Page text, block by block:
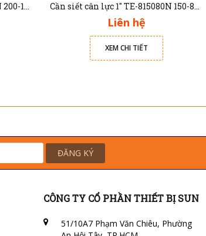
Cần siết cân lực 1" TE-820100N 200-1000Nm Cần siết cân lực 1" TE-815080N 150-800Nm
Liên hệ
XEM CHI TIẾT
ĐĂNG KÝ
CÔNG TY CỔ PHẦN THIẾT BỊ SUN
51/10A7 Phạm Văn Chiêu, Phường